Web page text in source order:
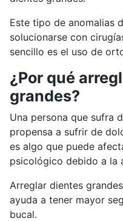
Este tipo de anomalias
solucionarse con
sencillo es el uso de
¿Por qué
grandes?
Una persona que sufra
propensa a sufrir de
es algo que puede
psicológico debido a la
Arreglar dientes
ayuda a tener mayor
bucal.